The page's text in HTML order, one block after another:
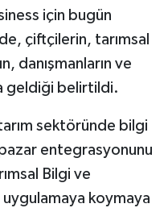
için bugün
çiftçilerin, tarımsal
danışmanların ve
geldiği belirtildi.
tarım sektöründe bilgi
entegrasyonunu
Bilgi ve
uygulamaya koymaya